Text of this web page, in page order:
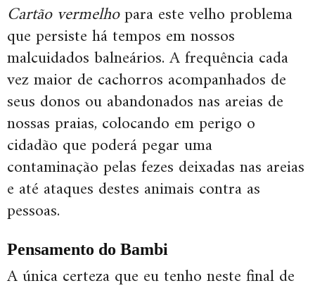
Cartão vermelhopara este velho problema
que persiste há tempos em nossos
malcuidados balneários. A frequência cada
vez maior de cachorros acompanhados de
seus donos ou abandonados nas areias de
nossas praias, colocando em perigo o
cidadão que poderá pegar uma
contaminação pelas fezes deixadas nas areias
e até ataques destes animais contra as
pessoas.
Pensamento do Bambi
A única certeza que eu tenho neste final de